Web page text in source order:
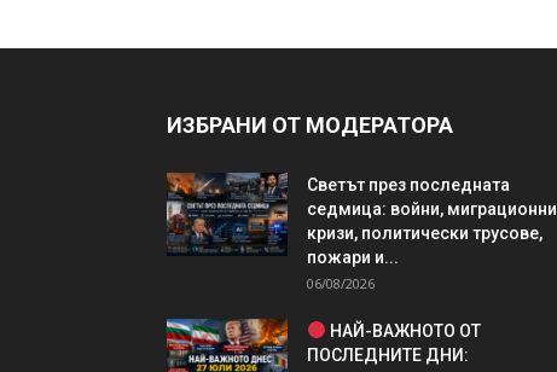
ИЗБРАНИ ОТ МОДЕРАТОРА
Светът през последната
седмица: войни, миграционни
кризи, политически трусове,
пожари и...
06/08/2026
НАЙ-ВАЖНОТО ОТ
ПОСЛЕДНИТЕ ДНИ: